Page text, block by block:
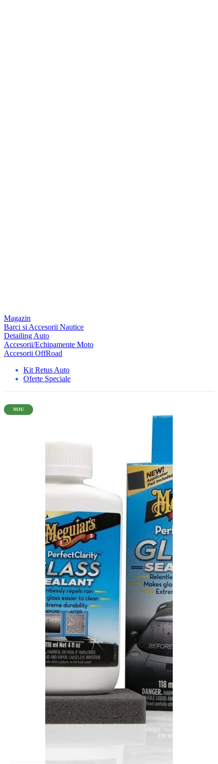
Magazin
Barci si Accesorii Nautice
Detailing Auto
Accesorii/Echipamente Moto
Accesorii OffRoad
Kit Retus Auto
Oferte Speciale
NOU